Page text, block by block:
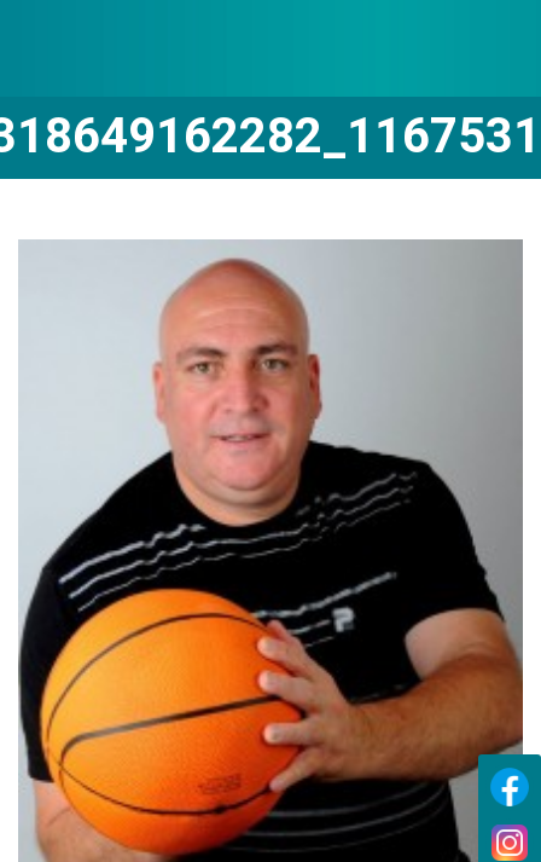
1167531_675318649162282_953350904_o